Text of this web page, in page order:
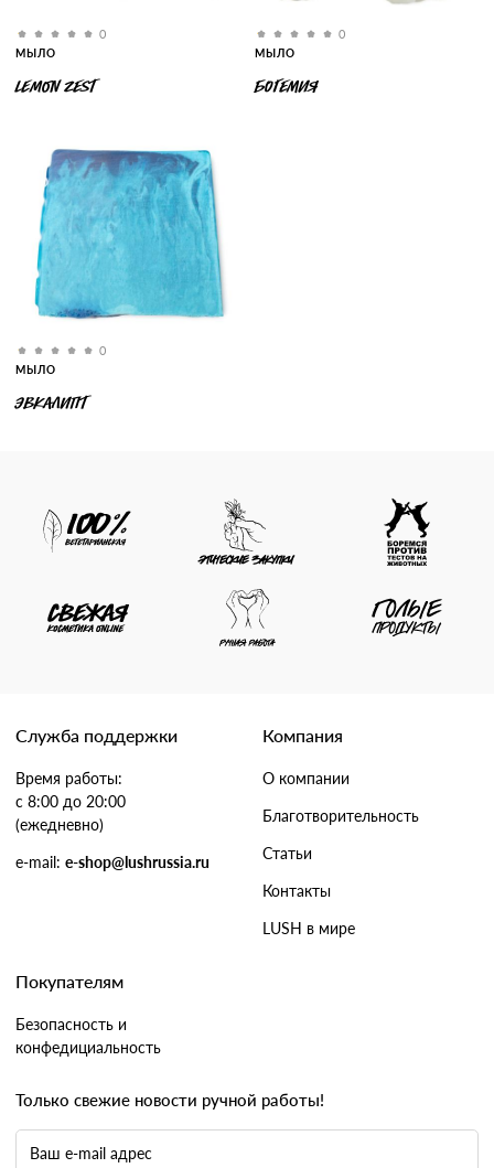
0
МЫЛО
LEMON ZEST
0
МЫЛО
БОГЕМИЯ
0
МЫЛО
ЭВКАЛИПТ
Служба поддержки
Время работы:
с 8:00 до 20:00
(ежедневно)
e-mail: e-shop@lushrussia.ru
Компания
О компании
Благотворительность
Статьи
Контакты
LUSH в мире
Покупателям
Безопасность и
конфедициальность
Только свежие новости ручной работы!